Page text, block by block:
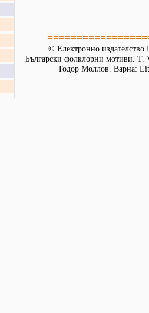
© Електронно издателство
Български фолклорни мотиви.
Тодор Моллов. Варна: